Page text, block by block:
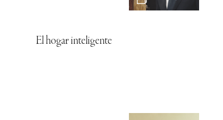
El hogar inteligente